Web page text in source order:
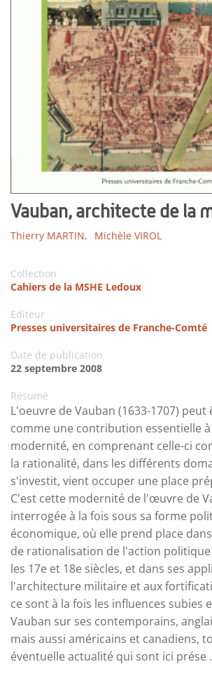
Vauban, architecte de la
Thierry MARTIN, Michèle VIROL
Collection
Cahiers de la MSHE Ledoux
Editeur
Presses universitaires de Franche-Comté
Date de publication
22 septembre 2008
Résumé
L'oeuvre de Vauban (1633-1707)
comme une contribution essentielle
modernité, en comprenant celle-ci
la rationalité, dans les différents
s'investit, vient occuper une place
C'est cette modernité de l'œuvre de
interrogée à la fois sous sa forme
économique, où elle prend place
de rationalisation de l'action
les 17e et 18e siècles, et dans ses
l'architecture militaire et aux
ce sont à la fois les influences subies
Vauban sur ses contemporains,
mais aussi américains et canadiens,
éventuelle actualité qui sont ici prése